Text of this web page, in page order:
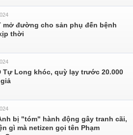
mở đường cho sản phụ đến bệnh
thời
Tự Long khóc, quỳ lạy trước 20.000
bị "tóm" hành động gây tranh cãi,
gì mà netizen gọi tên Phạm